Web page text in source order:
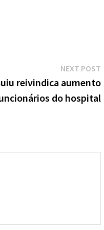
NEXT POST
reivindica aumento
do hospital